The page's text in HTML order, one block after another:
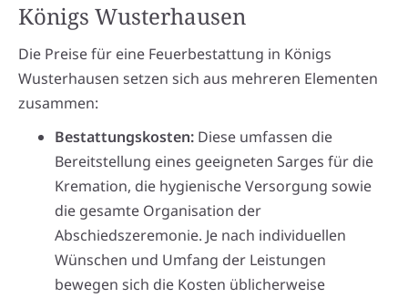
Königs Wusterhausen
Die Preise für eine Feuerbestattung in Königs
Wusterhausen setzen sich aus mehreren Elementen
zusammen:
Bestattungskosten: Diese umfassen die
Bereitstellung eines geeigneten Sarges für die
Kremation, die hygienische Versorgung sowie
die gesamte Organisation der
Abschiedszeremonie. Je nach individuellen
Wünschen und Umfang der Leistungen
bewegen sich die Kosten üblicherweise